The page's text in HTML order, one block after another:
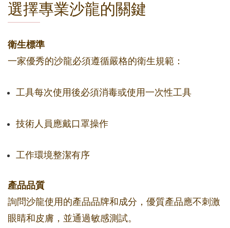
選擇專業沙龍的關鍵
衛生標準
一家優秀的沙龍必須遵循嚴格的衛生規範：
工具每次使用後必須消毒或使用一次性工具
技術人員應戴口罩操作
工作環境整潔有序
產品品質
詢問沙龍使用的產品品牌和成分，優質產品應不刺激
眼睛和皮膚，並通過敏感測試。